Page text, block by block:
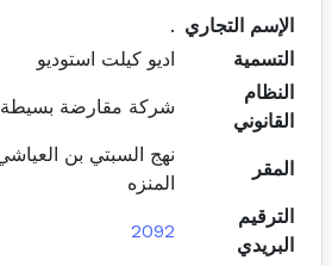
الإسم التجاري .
التسمية
اديو كيلت استوديو
النظام
القانوني
شركة مقارضة بسيطة
المقر
المنزه
الترقيم
البريدي
2092